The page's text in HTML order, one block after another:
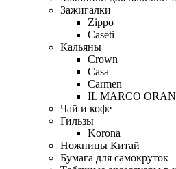
Зажигалки
Zippo
Caseti
Кальяны
Crown
Casa
Carmen
IL MARCO
Чай и кофе
Гильзы
Korona
Ножницы Китай
Бумага для самокруток